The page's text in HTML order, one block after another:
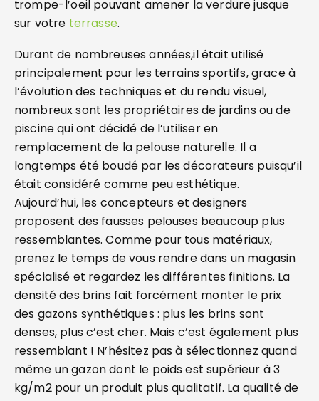
trompe-l’oeil pouvant amener la verdure jusque
sur votre terrasse.
Durant de nombreuses années,il était utilisé
principalement pour les terrains sportifs, grace à
l’évolution des techniques et du rendu visuel,
nombreux sont les propriétaires de jardins ou de
piscine qui ont décidé de l’utiliser en
remplacement de la pelouse naturelle. Il a
longtemps été boudé par les décorateurs puisqu’il
était considéré comme peu esthétique.
Aujourd’hui, les concepteurs et designers
proposent des fausses pelouses beaucoup plus
ressemblantes. Comme pour tous matériaux,
prenez le temps de vous rendre dans un magasin
spécialisé et regardez les différentes finitions. La
densité des brins fait forcément monter le prix
des gazons synthétiques : plus les brins sont
denses, plus c’est cher. Mais c’est également plus
ressemblant ! N’hésitez pas à sélectionnez quand
même un gazon dont le poids est supérieur à 3
kg/m2 pour un produit plus qualitatif. La qualité de